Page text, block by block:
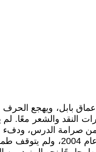
النقد والشعر
صرامة الدرس، ودفء